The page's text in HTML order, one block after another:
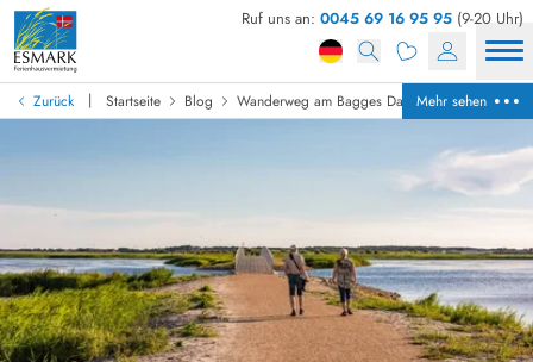
Ruf uns an: 0045 69 16 95 95 (9-20 Uhr)
Zurück | Startseite Blog Wanderweg am Bagges DammMehr sehen